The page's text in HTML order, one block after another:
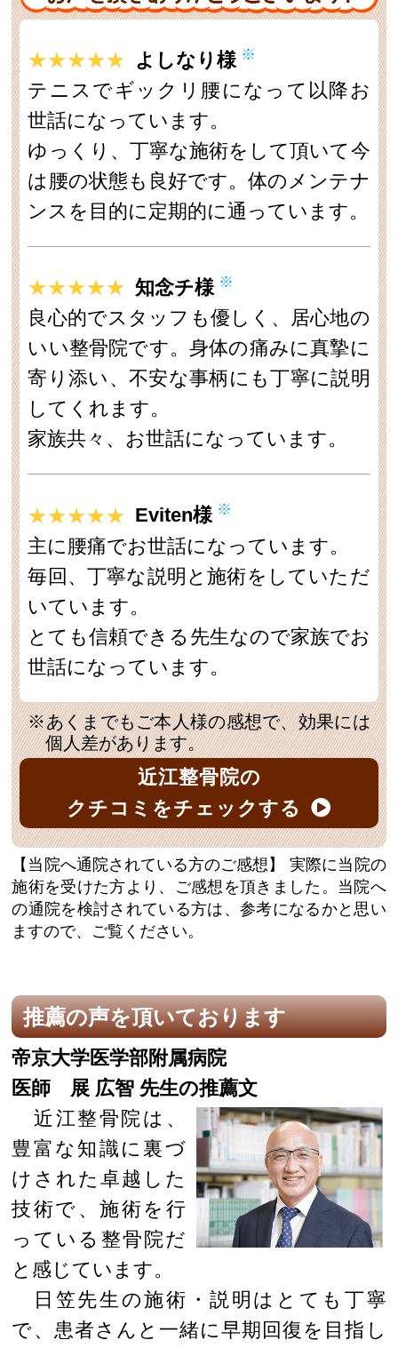
★★★★★ よしなり様 ※
テニスでギックリ腰になって以降お
世話になっています。
ゆっくり、丁寧な施術をして頂いて今
は腰の状態も良好です。体のメンテナ
ンスを目的に定期的に通っています。
★★★★★ 知念チ様 ※
良心的でスタッフも優しく、居心地の
いい整骨院です。身体の痛みに真摯に
寄り添い、不安な事柄にも丁寧に説明
してくれます。
家族共々、お世話になっています。
★★★★★ Eviten様 ※
主に腰痛でお世話になっています。
毎回、丁寧な説明と施術をしていただ
いています。
とても信頼できる先生なので家族でお
世話になっています。
※あくまでもご本人様の感想で、効果には
個人差があります。
近江整骨院の
クチコミをチェックする
【当院へ通院されている方のご感想】
実際に当院の
施術を受けた方より、ご感想を頂きました。当院へ
の通院を検討されている方は、参考になるかと思い
ますので、ご覧ください。
推薦の声を頂いております
帝京大学医学部附属病院
医師 展 広智 先生の推薦文
近江整骨院は、
豊富な知識に裏づ
けされた卓越した
技術で、施術を行
っている整骨院だ
と感じています。
日笠先生の施術・説明はとても丁寧
で、患者さんと一緒に早期回復を目指し